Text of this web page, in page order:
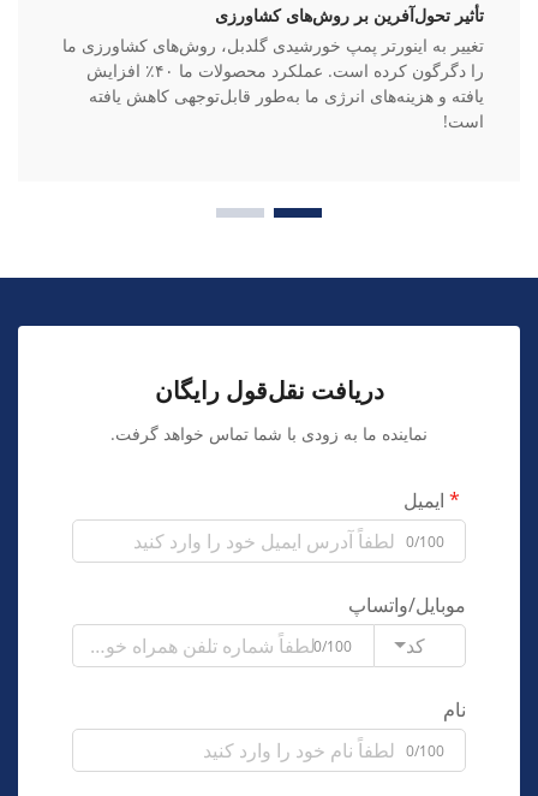
تأثیر تحول‌آفرین بر روش‌های کشاورزی
تغییر به اینورتر پمپ خورشیدی گلدبل، روش‌های کشاورزی ما
را دگرگون کرده است. عملکرد محصولات ما ۴۰٪ افزایش
یافته و هزینه‌های انرژی ما به‌طور قابل‌توجهی کاهش یافته
است!
دریافت نقل‌قول رایگان
نماینده ما به زودی با شما تماس خواهد گرفت.
ایمیل
0/100
موبایل/واتساپ
کد
0/100
نام
0/100